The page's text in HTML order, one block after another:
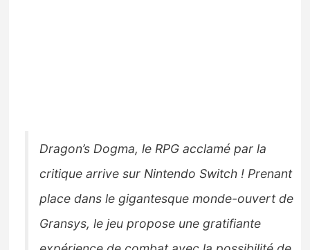
Dragon’s Dogma, le RPG acclamé par la
critique arrive sur Nintendo Switch ! Prenant
place dans le gigantesque monde-ouvert de
Gransys, le jeu propose une gratifiante